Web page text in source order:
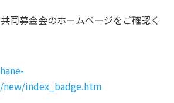
同募金会のホームページをご確認く
index_badge.htm